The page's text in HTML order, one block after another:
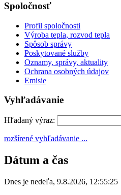
Spoločnosť
Profil spoločnosti
Výroba tepla, rozvod tepla
Spôsob správy
Poskytované služby
Oznamy, správy, aktuality
Ochrana osobných údajov
Emisie
Vyhľadávanie
Hľadaný výraz:
rozšírené vyhľadávanie ...
Dátum a čas
Dnes je nedeľa, 9.8.2026, 12:55:25